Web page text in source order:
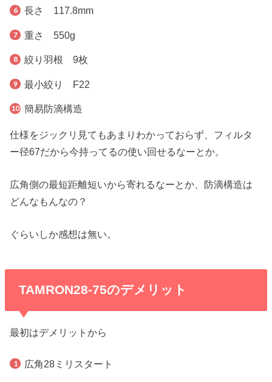
長さ 117.8mm
重さ 550g
絞り羽根 9枚
最小絞り F22
簡易防滴構造
仕様をジックリ見てもあまりわかっておらず、フィルタ
ー径67だから今持ってるの使い回せるなーとか。
広角側の最短距離短いから寄れるなーとか、防滴構造は
どんなもんなの？
ぐらいしか感想は無い。
TAMRON28-75のデメリット
最初はデメリットから
広角28ミリスタート